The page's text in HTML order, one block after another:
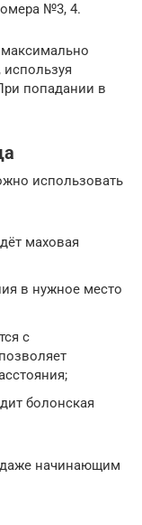
№3, 4.
попадании в
использовать
маховая
в нужное место
с
болонская
начинающим